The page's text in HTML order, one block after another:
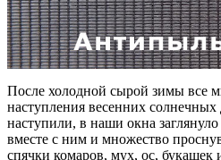
После холодной сырой зимы все
наступления весенних
наступили, в наши окна заглянуло
вместе с ним и множество
спячки комаров, мух, ос,